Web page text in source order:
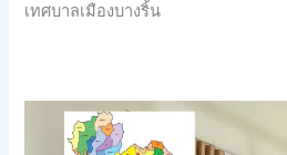
เทศบาลเมืองบางริ้น